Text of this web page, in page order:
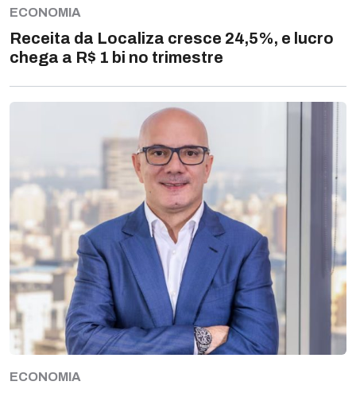
ECONOMIA
Receita da Localiza cresce 24,5%, e lucro
chega a R$ 1 bi no trimestre
ECONOMIA